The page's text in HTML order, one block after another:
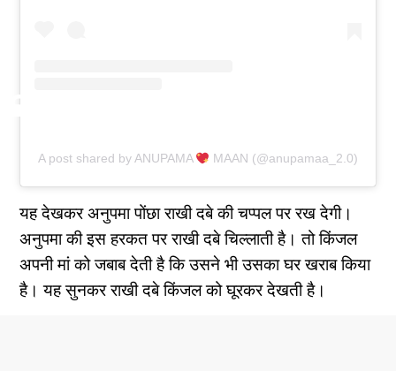
A post shared by ANUPAMA MAAN (@anupamaa_2.0)
यह देखकर अनुपमा पोंछा राखी दबे की चप्पल पर रख देगी।
अनुपमा की इस हरकत पर राखी दबे चिल्लाती है। तो किंजल
अपनी मां को जबाब देती है कि उसने भी उसका घर खराब किया
है। यह सुनकर राखी दबे किंजल को घूरकर देखती है।